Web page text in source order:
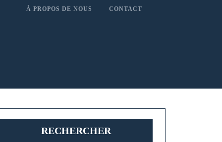
À PROPOS DE NOUS CONTACT
RECHERCHER